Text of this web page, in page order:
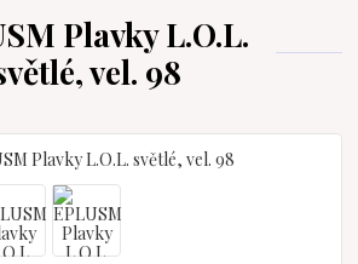
Plavky L.O.L.
vel. 98